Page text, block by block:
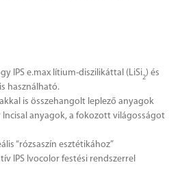
IPS e.max lítium-diszilikáttal (LiSi2) és
használható.
is összehangolt leplező anyagok
Incisal anyagok, a fokozott világosságot
“rózsaszín esztétikához”
IPS Ivocolor festési rendszerrel